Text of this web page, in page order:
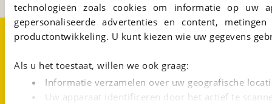
technologieën zoals cookies om informatie op
gepersonaliseerde advertenties en content,
productontwikkeling. U kunt kiezen wie uw gegevens
Als u het toestaat, willen we ook graag:
Informatie verzamelen over uw geografische
Uw apparaat identificeren door het actief te
Over viaBOVAG.nl Disclaimer- en Privacyverklaring
CookievoorkeurenVacatures